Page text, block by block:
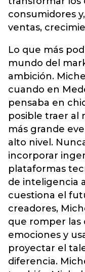
consumidores
ventas,
Lo que más
mundo del
ambición.
cuando en
pensaba en
posible traer al
más grande
alto nivel.
incorporar
plataformas
de inteligencia
cuestiona el
creadores,
que romper las
emociones y
proyectar el
diferencia.